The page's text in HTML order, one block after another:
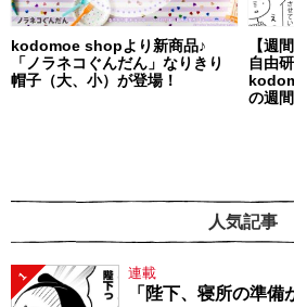
kodomoe shopより新商品♪
「ノラネコぐんだん」なりきり
帽子（大、小）が登場！
【週
自由
の週
人気記事
1 連載
「陛下、寝所の準